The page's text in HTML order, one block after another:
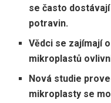
se často
potravin.
Vědci se zajímají
mikroplastů
Nová studie
mikroplasty se